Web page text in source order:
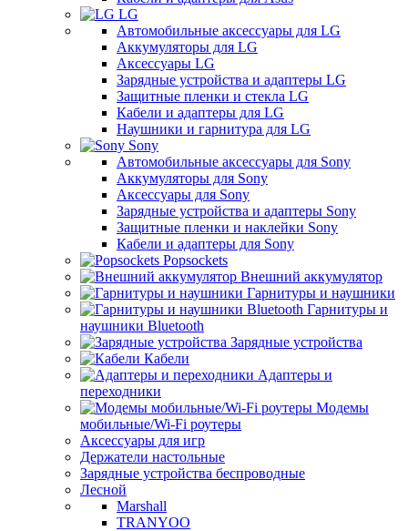
LG
Автомобильные аксессуары для LG
Аккумуляторы для LG
Аксессуары LG
Зарядные устройства и адаптеры LG
Защитные пленки и стекла LG
Кабели и адаптеры для LG
Наушники и гарнитура для LG
Sony
Автомобильные аксессуары для Sony
Аккумуляторы для Sony
Аксессуары для Sony
Зарядные устройства и адаптеры Sony
Защитные пленки и наклейки Sony
Кабели и адаптеры для Sony
Popsockets
Внешний аккумулятор
Гарнитуры и наушники
Гарнитуры и
наушники Bluetooth
Зарядные устройства
Кабели
Адаптеры и
переходники
Модемы
мобильные/Wi-Fi роутеры
Аксессуары для игр
Держатели настольные
Зарядные устройства беспроводные
Лесной
Marshall
TRANYOO